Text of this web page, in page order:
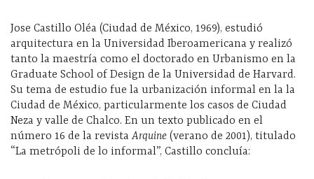
Jose Castillo Oléa (Ciudad de México, 1969), estudió
arquitectura en la Universidad Iberoamericana y realizó
tanto la maestría como el doctorado en Urbanismo en la
Graduate School of Design de la Universidad de Harvard.
Su tema de estudio fue la urbanización informal en la la
Ciudad de México, particularmente los casos de Ciudad
Neza y valle de Chalco. En un texto publicado en el
número 16 de la revistaArquine (verano de 2001), titulado
“La metrópoli de lo informal”, Castillo concluía: